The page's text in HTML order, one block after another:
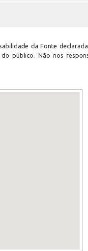
da Fonte
público. Não nos